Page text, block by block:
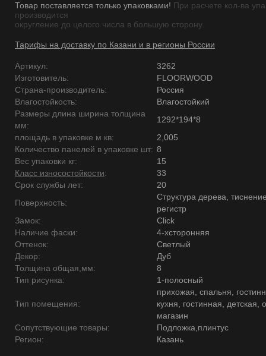
Товар поставляется только упаковками! При расчете кол-ва
производится
округление до целого числа в большую сторону.
Тарифы на доставку по Казани и в регионы России
Артикул:
3262
Изготовитель:
FLOORWOOD
Страна-производитель:
Россия
Влагостойкость:
Влагостойкий
Размеры длина ширина толщина
мм:
1292*194*8
площадь в упаковке м кв:
2,005
Количество панелей в упаковке шт: 8
Вес упаковки кг:
15
Класс износостойкости:
33
Срок службы лет:
20
Поверхность:
Структура дерева,
регистр
Замок:
Click
Наличие фаски:
4-хсторонняя
Оттенок:
Светлый
Декор:
Дуб
Толщина общая,мм:
8
Тип рисунка:
1-полосный
Тип помещения:
прихожая, спальня,
кухня, гостинная, детская,
магазин
Сопутствующие товары:
Подложка,плинтус
Регион:
Казань